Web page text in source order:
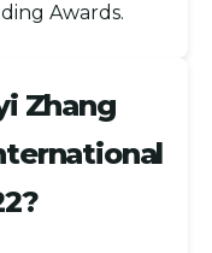
Awards.
Zhang